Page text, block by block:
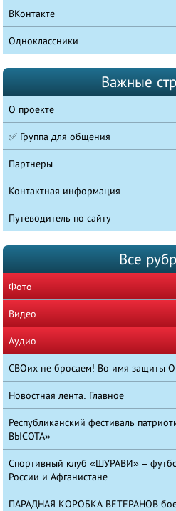
ВКонтакте
Одноклассники
Важные
О проекте
✅ Группа для общения
Партнеры
Контактная информация
Путеводитель по сайту
Все
Фото
Видео
Аудио
СВОих не бросаем! Во имя защиты
Новостная лента. Главное
Республиканский фестиваль
ВЫСОТА»
Спортивный клуб «ШУРАВИ» –
России и Афганистане
ПАРАДНАЯ КОРОБКА ВЕТЕРАНОВ